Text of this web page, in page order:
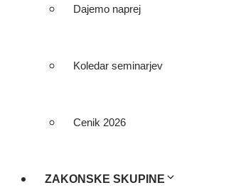
Dajemo naprej
Koledar seminarjev
Cenik 2026
ZAKONSKE SKUPINE